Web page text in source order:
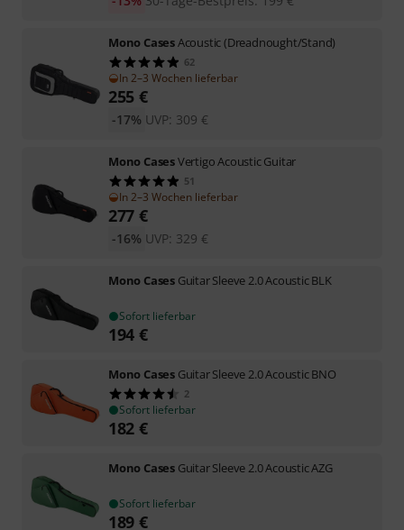
Mono CasesAcoustic (Dreadnought/Stand)
62
In 2–3 Wochen lieferbar
255 €
UVP: 309 €
-17%
Mono CasesVertigo Acoustic Guitar
51
In 2–3 Wochen lieferbar
277 €
UVP: 329 €
-16%
Mono Cases Guitar Sleeve 2.0 Acoustic BLK
Sofort lieferbar
194 €
Mono Cases Guitar Sleeve 2.0 Acoustic BNO
2
Sofort lieferbar
182 €
Mono Cases Guitar Sleeve 2.0 Acoustic AZG
Sofort lieferbar
189 €